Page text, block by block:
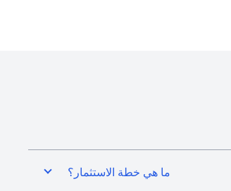
ما هي خطة الاستثمار؟